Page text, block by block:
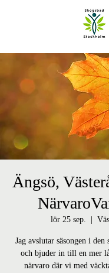
Ängsö,
lör 25 sep.
Jag avslutar säsongen i
och bjuder in till en mer
närvaro där vi med